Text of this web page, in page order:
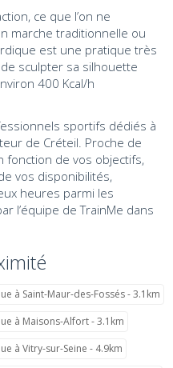
ce que l’on ne
marche traditionnelle ou
est une pratique très
sculpter sa silhouette
400 Kcal/h
sportifs dédiés à
de Créteil. Proche de
fonction de vos objectifs,
vos disponibilités,
heures parmi les
l’équipe de TrainMe dans
à Saint-Maur-des-Fossés - 3.1km
à Maisons-Alfort - 3.1km
à Vitry-sur-Seine - 4.9km